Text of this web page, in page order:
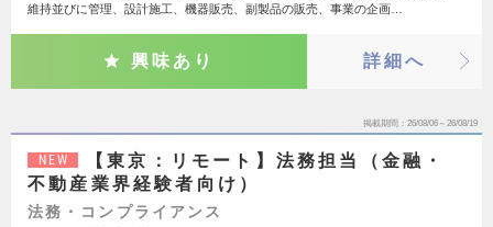
維持並びに管理、設計施工、機器販売、副製品の販売、事業の企画…
興味あり 詳細へ
掲載期間 26/08/06～26/08/19
NEW
【東京：リモート】法務担当（金融・
不動産業界経験者向け）
法務・コンプライアンス